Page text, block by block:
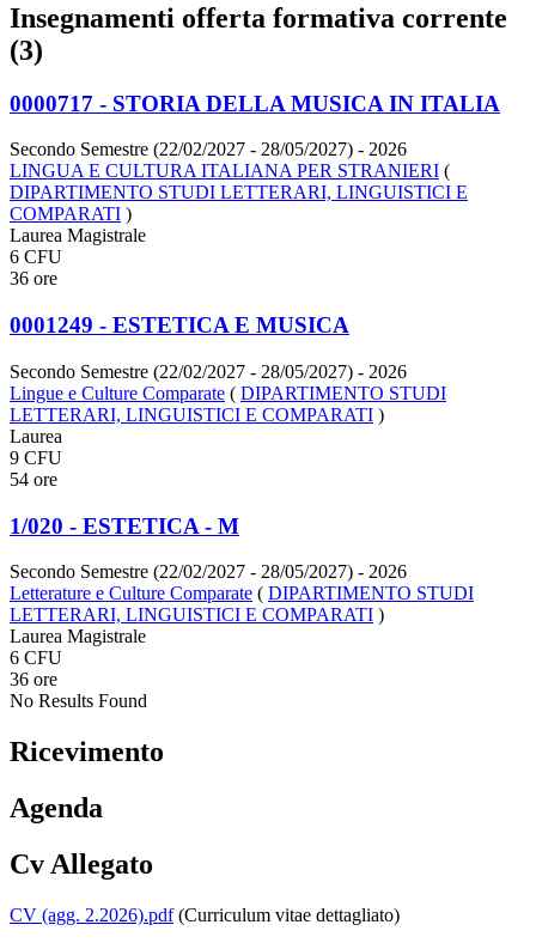
Insegnamenti offerta formativa corrente
(3)
0000717 - STORIA DELLA MUSICA IN ITALIA
Secondo Semestre (22/02/2027 - 28/05/2027) - 2026
LINGUA E CULTURA ITALIANA PER STRANIERI (
DIPARTIMENTO STUDI LETTERARI, LINGUISTICI E
COMPARATI )
Laurea Magistrale
6 CFU
36 ore
0001249 - ESTETICA E MUSICA
Secondo Semestre (22/02/2027 - 28/05/2027) - 2026
Lingue e Culture Comparate ( DIPARTIMENTO STUDI
LETTERARI, LINGUISTICI E COMPARATI )
Laurea
9 CFU
54 ore
1/020 - ESTETICA - M
Secondo Semestre (22/02/2027 - 28/05/2027) - 2026
Letterature e Culture Comparate ( DIPARTIMENTO STUDI
LETTERARI, LINGUISTICI E COMPARATI )
Laurea Magistrale
6 CFU
36 ore
No Results Found
Ricevimento
Agenda
Cv Allegato
CV (agg. 2.2026).pdf(Curriculum vitae dettagliato)